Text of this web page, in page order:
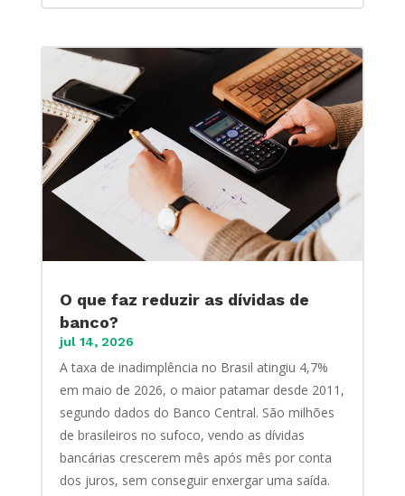
O que faz reduzir as dívidas de
banco?
jul 14, 2026
A taxa de inadimplência no Brasil atingiu 4,7%
em maio de 2026, o maior patamar desde 2011,
segundo dados do Banco Central. São milhões
de brasileiros no sufoco, vendo as dívidas
bancárias crescerem mês após mês por conta
dos juros, sem conseguir enxergar uma saída.